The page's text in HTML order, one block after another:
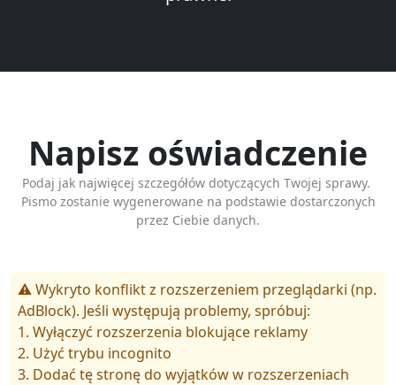
Napisz oświadczenie
Podaj jak najwięcej szczegółów dotyczących Twojej sprawy.
Pismo zostanie wygenerowane na podstawie dostarczonych
przez Ciebie danych.
⚠️ Wykryto konflikt z rozszerzeniem przeglądarki (np.
AdBlock). Jeśli występują problemy, spróbuj:
1. Wyłączyć rozszerzenia blokujące reklamy
2. Użyć trybu incognito
3. Dodać tę stronę do wyjątków w rozszerzeniach